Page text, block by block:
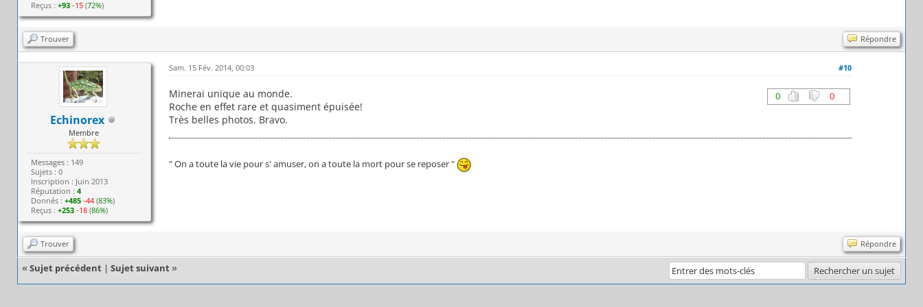
Reçus : +93 -15(72%)
Trouver Répondre
Echinorex
Membre
Messages : 149
Sujets : 0
Inscription : Juin 2013
Réputation : 4
Donnés : +485 -44(83%)
Reçus : +253 -18(86%)
#10
Sam. 15 Fév. 2014, 00:03
0 0
Minerai unique au monde.
Roche en effet rare et quasiment épuisée!
Très belles photos. Bravo.
" On a toute la vie pour s' amuser, on a toute la mort pour se reposer "
Trouver Répondre
« Sujet précédent | Sujet suivant »